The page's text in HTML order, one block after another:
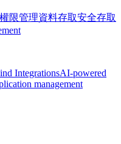
限管理資料存取安全存取
IntegrationsAI-powered
management